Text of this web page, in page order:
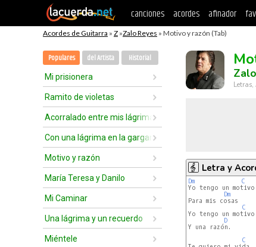
canciones acordes afinador
Acordes de Guitarra » Z »Zalo Reyes » Motivo y razón (Tab)
Populares del Artista Historial
Mi prisionera
Ramito de violetas
Acorralado entre mis lágrimas
Con una lágrima en la garganta
Motivo y razón
María Teresa y Danilo
Mi Caminar
Una lágrima y un recuerdo
Miéntele
Letra y
Dm
C
Yo tengo un motivo
Dm
Para mis cosas
C
Yo tengo un motivo
D
Y una razón.
C